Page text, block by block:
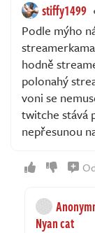
stiffy1499
Podle mýho
hodně
polonahý
voni se
twitche stává
nepřesunou
Nyan cat